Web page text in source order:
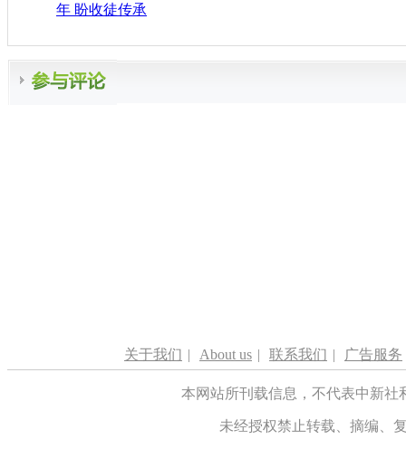
年 盼收徒传承
关于我们 | About us | 联系我们 | 广告服务
本网站所刊载信息，不代表中新
未经授权禁止转载、摘编、